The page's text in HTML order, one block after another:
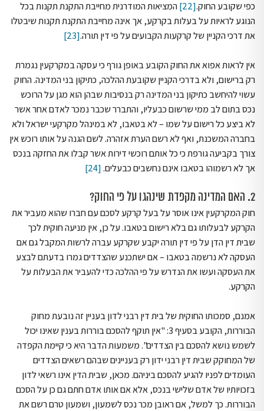
כפי שקובע החוק.[22]
המציאות המודרנית מחייבת התקנת תקנות בכל
הנוגע לראיות על בעלות בקרקע, אך אינה מחייבת התקנת תקנות שיבטלו
את דרכי הקניין של קרקעות הקבועים על פי דין תורה.[23]
אין לראות אפוא את החוק הקובע באופן גורף כי עסקה במקרקעין נגמרת
רק ברישום, ולא בדרכי הקניין שקובעת ההלכה, כתיקון בני המדינה. החוק
עשוי להיחשב כתיקון בני המדינה רק בנסיבות שבהן הוא מגן על הרוכש
נכס בתום לב ממי שרשום כבעליו, והתברר שכבר נמכר לאדם אחר אשר
לא ביצע כל רישום על שמו – לא בטאבו, לא במינהל מקרקעי ישראל ולא
בחברה המשכנת, ואף לא רשם הערת אזהרה. לשם הגנה על אותו רוכש אין
צורך בקביעה גורפת כי כל אותם רוכשי דירות אשר קבלו את החזקה בנכס
אך לא רשמוהו בטאבו אינם נחשבים כבעלים.[24]
2. האם המדינה מקפדת שינהגו על פי החוק?
חוק המקרקעין אינו אוסר על בעל קרקע לסכם עם חברו שהוא מעביר את
הקרקע לבעלותו גם בלא רישום בטאבו. על כן, אין מניעה חוקית לכך
שבית דין הדן על פי דין תורה יקבע שקרקע עברה לרשות המקבל גם אם
העסקה לא נרשמה בטאבו – אם ישתכנע שהצדדים גמרו בדעתם לבצע
את העסקה ועשו את הנדרש על פי ההלכה כדי להעביר את הבעלות על
הקרקע.
אמנם, סמכותו החוקית של בית דין רבני לדון בעניין זה נובעת מחוק
הבוררות, הקובע בסעיף 3: "אין תוקף להסכם בוררות בענין שאינו יכול
לשמש נושא להסכם בין הצדדים". משמעות הדבר היא כי קיימת הקפדה
של המחוקק שבית דין רבני ידון רק בעניינים שבהם רשאים הצדדים
העומדים לפניו להגיע להסכם ביניהם. מכאן, שבית הדין אינו רשאי לדון
בזכויותיו של אדם שלישי בנכס, אלא אם אותו אדם חתם גם כן על הסכם
הבוררות. כך למשל, אם ראובן מכר נכס לשמעון, ושמעון טרם רשם את